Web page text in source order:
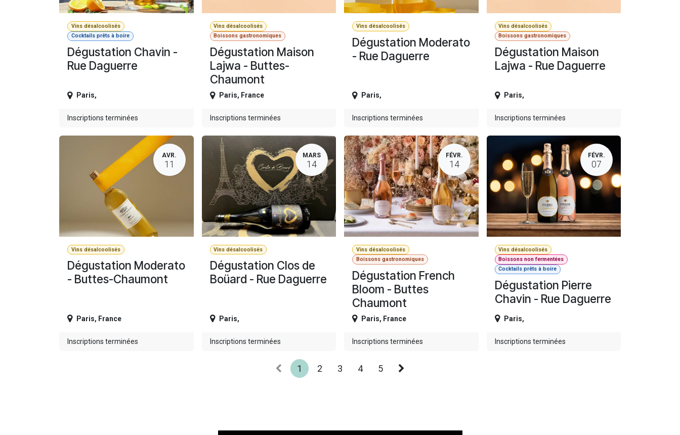
Vins désalcoolisés
Cocktails prêts à boire
Dégustation Chavin -
Rue Daguerre
Paris,
Inscriptions terminées
Vins désalcoolisés
Boissons gastronomiques
Dégustation Maison
Lajwa - Buttes-
Chaumont
Paris, France
Inscriptions terminées
Vins désalcoolisés
Dégustation Moderato
- Rue Daguerre
Paris,
Inscriptions terminées
Vins désalcoolisés
Boissons gastronomiques
Dégustation Maison
Lajwa - Rue Daguerre
Paris,
Inscriptions terminées
AVR.
11
Vins désalcoolisés
Dégustation Moderato
- Buttes-Chaumont
Paris, France
Inscriptions terminées
MARS
14
Vins désalcoolisés
Dégustation Clos de
Boüard - Rue Daguerre
Paris,
Inscriptions terminées
FÉVR.
14
Vins désalcoolisés
Boissons gastronomiques
Dégustation French
Bloom - Buttes
Chaumont
Paris, France
Inscriptions terminées
FÉVR.
07
Vins désalcoolisés
Boissons non fermentées
Cocktails prêts à boire
Dégustation Pierre
Chavin - Rue Daguerre
Paris,
Inscriptions terminées
1 2 3 4 5